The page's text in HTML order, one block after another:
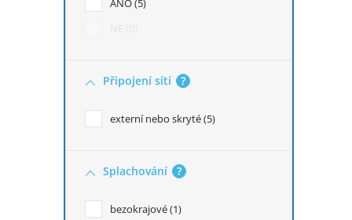
ANO 5
Připojení sítí ?
externí nebo skryté 5
Splachování ?
bezokrajové 1